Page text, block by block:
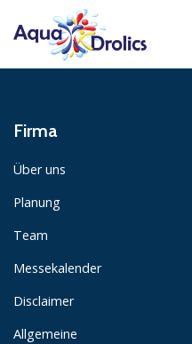
Firma
Über uns
Planung
Team
Messekalender
Disclaimer
Allgemeine